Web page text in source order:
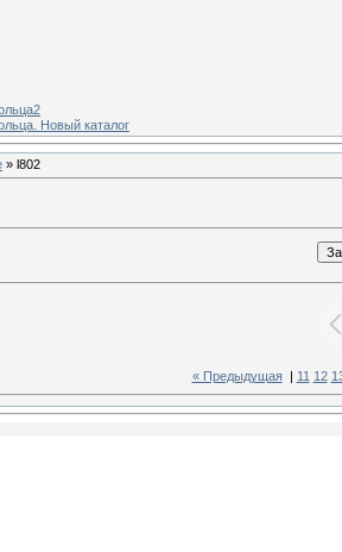
Новый каталог
» l802
« Предыдущая| 11 12